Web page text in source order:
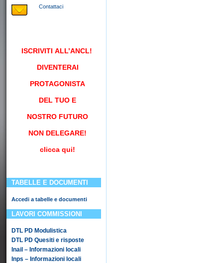
Contattaci
ISCRIVITI ALL’ANCL!
DIVENTERAI
PROTAGONISTA
DEL TUO E
NOSTRO FUTURO
NON DELEGARE!
clicca qui!
TABELLE E DOCUMENTI
Accedi a tabelle e documenti
LAVORI COMMISSIONI
DTL PD Modulistica
DTL PD Quesiti e risposte
Inail – Informazioni locali
Inps – Informazioni locali